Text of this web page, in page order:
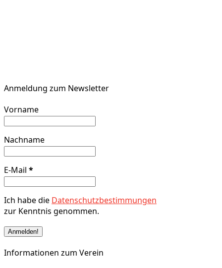
Anmeldung zum Newsletter
Vorname
Nachname
E-Mail *
Ich habe die Datenschutzbestimmungen
zur Kenntnis genommen.
Informationen zum Verein